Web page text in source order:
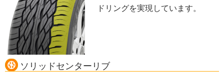
ドリングを実現しています。
ソリッドセンターリブ